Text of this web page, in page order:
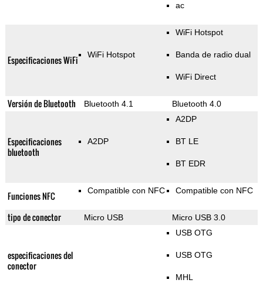
ac
Especificaciones WiFi WiFi Hotspot
WiFi Hotspot
Banda de radio dual
WiFi Direct
Versión de Bluetooth Bluetooth 4.1 Bluetooth 4.0
Especificaciones
bluetooth
A2DP
A2DP
BT LE
BT EDR
Funciones NFC Compatible con NFC Compatible con NFC
tipo de conector Micro USB Micro USB 3.0
especificaciones del
conector
USB OTG
USB OTG
MHL